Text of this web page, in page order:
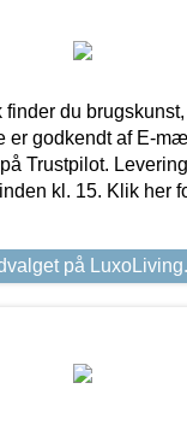
finder du
er godkendt af E-
Trustpilot.
kl. 15. Klik her
på